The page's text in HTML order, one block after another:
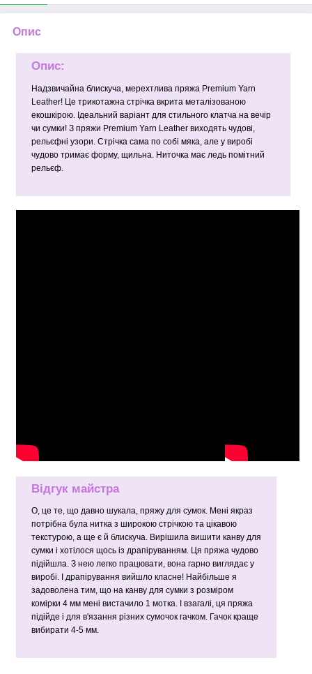
Опис
Опис:
Надзвичайна блискуча, мерехтлива пряжа Premium Yarn
Leather! Це трикотажна стрічка вкрита металізованою
екошкірою. Ідеальний варіант для стильного клатча на вечір
чи сумки! З пряжи Premium Yarn Leather виходять чудові,
рельєфні узори. Стрічка сама по собі мяка, але у виробі
чудово тримає форму, щильна. Ниточка має ледь помітний
рельєф.
Відгук майстра
О, це те, що давно шукала, пряжу для сумок. Мені якраз
потрібна була нитка з широкою стрічкою та цікавою
текстурою, а ще є й блискуча. Вирішила вишити канву для
сумки і хотілося щось із драпіруванням. Ця пряжа чудово
підійшла. З нею легко працювати, вона гарно виглядає у
виробі. І драпірування вийшло класне! Найбільше я
задоволена тим, що на канву для сумки з розміром
комірки 4 мм мені вистачило 1 мотка. І взагалі, ця пряжа
підійде і для в'язання різних сумочок гачком. Гачок краще
вибирати 4-5 мм.